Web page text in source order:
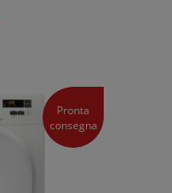
Pronta
consegna